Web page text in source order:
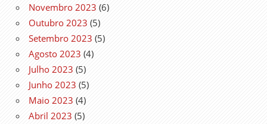
Novembro 2023 (6)
Outubro 2023 (5)
Setembro 2023 (5)
Agosto 2023 (4)
Julho 2023 (5)
Junho 2023 (5)
Maio 2023 (4)
Abril 2023 (5)